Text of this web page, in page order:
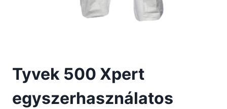
Tyvek 500 Xpert
egyszerhasználatos